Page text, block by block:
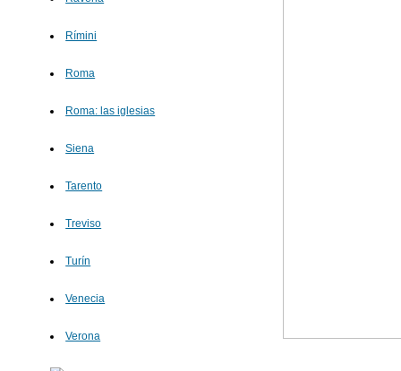
Rímini
Roma
Roma: las iglesias
Siena
Tarento
Treviso
Turín
Venecia
Verona